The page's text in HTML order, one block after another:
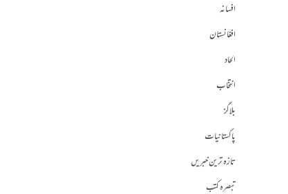
افسانہ
افغانستان
الحاد
انتخاب
بلاگز
پاکستانیات
تازہ ترین خبریں
تبصرہ کتب